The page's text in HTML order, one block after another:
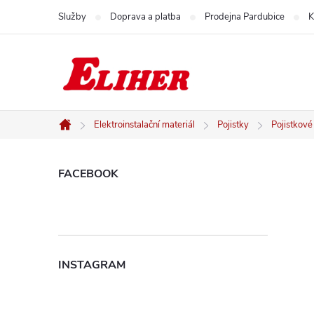
Služby Doprava a platba Prodejna Pardubice
Domů
Elektroinstalační materiál Pojistky
P
s
FACEBOOK
INSTAGRAM